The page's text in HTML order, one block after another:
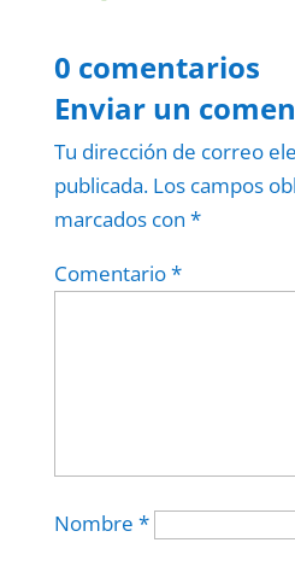
0 comentarios
Enviar un
Tu dirección de correo
publicada. Los campos
marcados con *
Comentario*
Nombre *